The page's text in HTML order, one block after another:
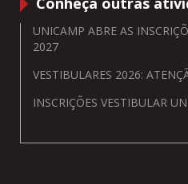
UNICAMP ABRE AS
2027
VESTIBULARES 2026:
INSCRIÇÕES VESTIBULAR